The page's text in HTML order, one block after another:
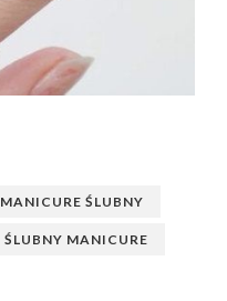
MANICURE ŚLUBNY
ŚLUBNY MANICURE